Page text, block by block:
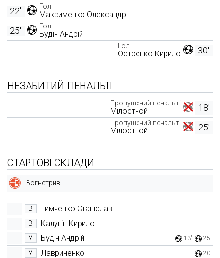
Гол
Максименко Олександр
22'
Гол
Будін Андрій
25'
30'
Гол
Остренко Кирило
НЕЗАБИТИЙ ПЕНАЛЬТІ
18'
Пропущений пенальті
Мілостной
25'
Пропущений пенальті
Мілостной
СТАРТОВІ СКЛАДИ
Вогнетрив
В Тимченко Станіслав
В Калугін Кирило
У Будін Андрій 13' 25'
У Лавриненко 20'